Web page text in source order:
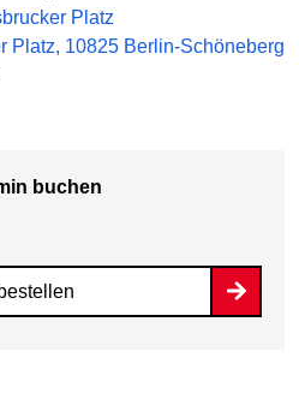
Platz
Platz, 10825 Berlin-Schöneberg
buchen